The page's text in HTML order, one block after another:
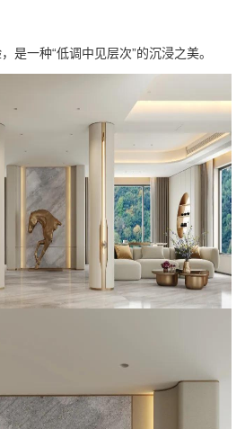
是一种“低调中见层次”的沉浸之美。